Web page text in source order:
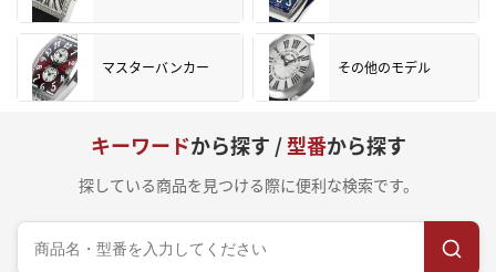
マスターバンカー その他のモデル
キーワードから探す /型番から探す
探している商品を見つける際に便利な検索です。